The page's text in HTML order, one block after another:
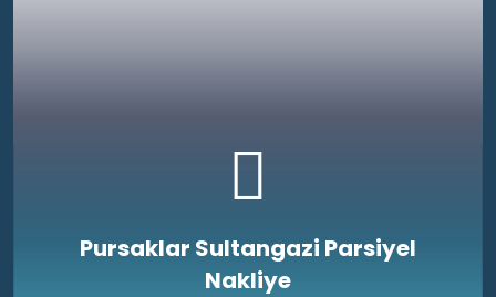
Pursaklar Sultangazi Parsiyel
Nakliye